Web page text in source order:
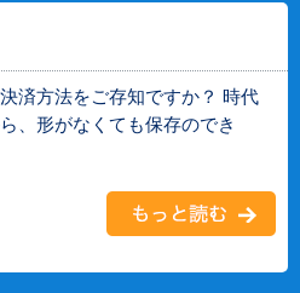
済方法をご存知ですか？ 時代
、形がなくても保存のでき